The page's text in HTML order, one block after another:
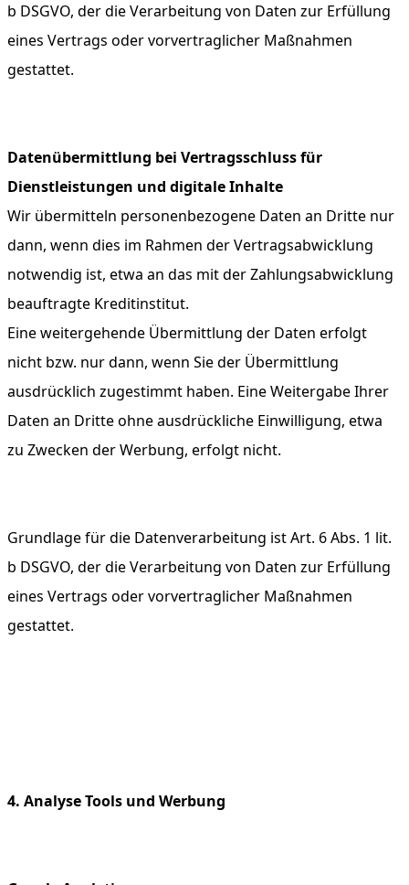
b DSGVO, der die Verarbeitung von Daten zur Erfüllung
eines Vertrags oder vorvertraglicher Maßnahmen
gestattet.
Datenübermittlung bei Vertragsschluss für
Dienstleistungen und digitale Inhalte
Wir übermitteln personenbezogene Daten an Dritte nur
dann, wenn dies im Rahmen der Vertragsabwicklung
notwendig ist, etwa an das mit der Zahlungsabwicklung
beauftragte Kreditinstitut.
Eine weitergehende Übermittlung der Daten erfolgt
nicht bzw. nur dann, wenn Sie der Übermittlung
ausdrücklich zugestimmt haben. Eine Weitergabe Ihrer
Daten an Dritte ohne ausdrückliche Einwilligung, etwa
zu Zwecken der Werbung, erfolgt nicht.
Grundlage für die Datenverarbeitung ist Art. 6 Abs. 1 lit.
b DSGVO, der die Verarbeitung von Daten zur Erfüllung
eines Vertrags oder vorvertraglicher Maßnahmen
gestattet.
4. Analyse Tools und Werbung